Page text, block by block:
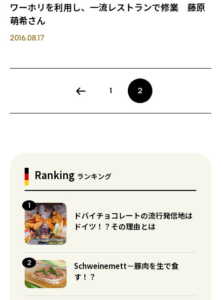
ワーホリを利用し、一流レストランで修業 藤原
萌希さん
2016.08.17
1 2
Ranking ランキング
ドバイチョコレートの流行発信地は
ドイツ！？その理由とは
Schweinemett－豚肉を生で食
す！？